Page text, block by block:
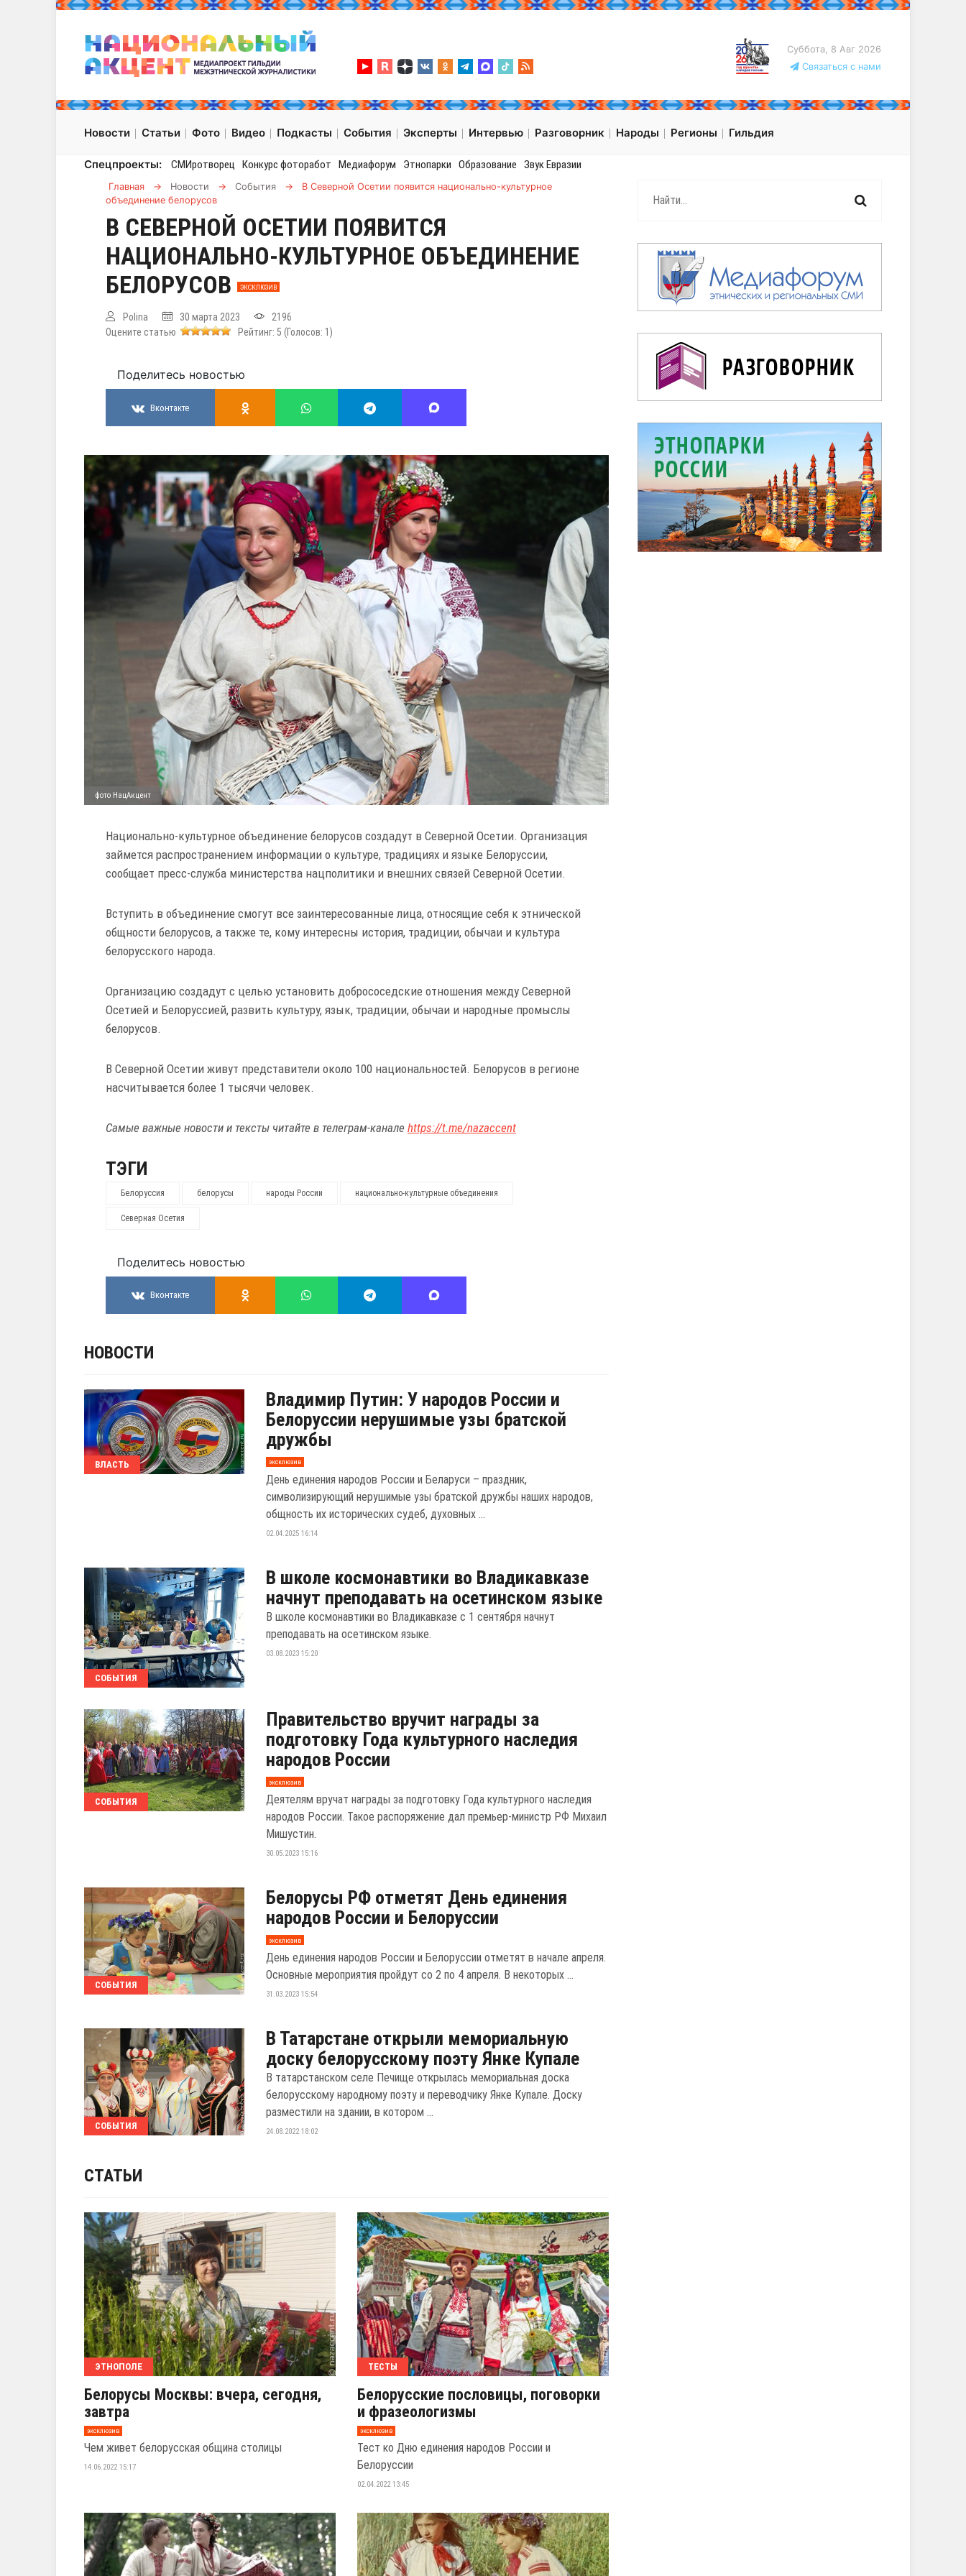
Суббота, 8 Авг 2026
Связаться с нами
Новости Статьи Фото Видео Подкасты События Эксперты Интервью Разговорник Народы Регионы Гильдия
Спецпроекты: СМИротворец Конкурс фоторабот Медиафорум Этнопарки Образование Звук Евразии
Главная → Новости → События →
В Северной Осетии появится национально-культурное
объединение белорусов
В СЕВЕРНОЙ ОСЕТИИ ПОЯВИТСЯ
НАЦИОНАЛЬНО-КУЛЬТУРНОЕ ОБЪЕДИНЕНИЕ
БЕЛОРУСОВ
ЭКСКЛЮЗИВ
Polina 30 марта 2023
2196
Оцените статью
Рейтинг: 5 (Голосов: 1 )
Поделитесь новостью
Вконтакте
фото НацАкцент
Национально-культурное объединение белорусов создадут в Северной Осетии. Организация
займется распространением информации о культуре, традициях и языке Белоруссии,
сообщает пресс-служба министерства нацполитики и внешних связей Северной Осетии.
Вступить в объединение смогут все заинтересованные лица, относящие себя к этнической
общности белорусов, а также те, кому интересны история, традиции, обычаи и культура
белорусского народа.
Организацию создадут с целью установить добрососедские отношения между Северной
Осетией и Белоруссией, развить культуру, язык, традиции, обычаи и народные промыслы
белорусов.
В Северной Осетии живут представители около 100 национальностей. Белорусов в регионе
насчитывается более 1 тысячи человек.
Самые важные новости и тексты читайте в телеграм-канале https://t.me/nazaccent
ТЭГИ
Белоруссия белорусы народы России национально-культурные объединения
Северная Осетия
Поделитесь новостью
Вконтакте
НОВОСТИ
ВЛАСТЬ
Владимир Путин: У народов России и
Белоруссии нерушимые узы братской
дружбы
эксклюзив
День единения народов России и Беларуси – праздник,
символизирующий нерушимые узы братской дружбы наших народов,
общность их исторических судеб, духовных ...
02.04.2025 16:14
СОБЫТИЯ
В школе космонавтики во Владикавказе
начнут преподавать на осетинском языке
В школе космонавтики во Владикавказе с 1 сентября начнут
преподавать на осетинском языке.
03.08.2023 15:20
СОБЫТИЯ
Правительство вручит награды за
подготовку Года культурного наследия
народов России
эксклюзив
Деятелям вручат награды за подготовку Года культурного наследия
народов России. Такое распоряжение дал премьер-министр РФ Михаил
Мишустин.
30.05.2023 15:16
СОБЫТИЯ
Белорусы РФ отметят День единения
народов России и Белоруссии
эксклюзив
День единения народов России и Белоруссии отметят в начале апреля.
Основные мероприятия пройдут со 2 по 4 апреля. В некоторых ...
31.03.2023 15:54
СОБЫТИЯ
В Татарстане открыли мемориальную
доску белорусскому поэту Янке Купале
В татарстанском селе Печище открылась мемориальная доска
белорусскому народному поэту и переводчику Янке Купале. Доску
разместили на здании, в котором ...
24.08.2022 18:02
СТАТЬИ
ЭТНОПОЛЕ
Белорусы Москвы: вчера, сегодня,
завтра
эксклюзив
Чем живет белорусская община столицы
14.06.2022 15:17
ТЕСТЫ
Белорусские пословицы, поговорки
и фразеологизмы
эксклюзив
Тест ко Дню единения народов России и
Белоруссии
02.04.2022 13:45